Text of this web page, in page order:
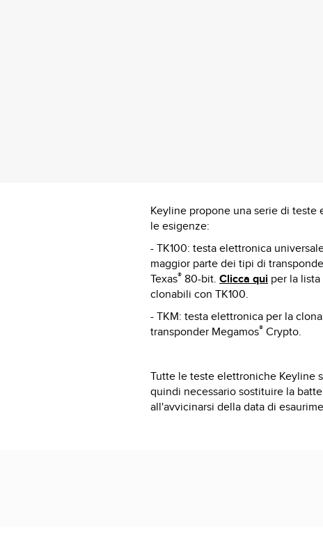
Keyline propone una serie di
le esigenze:
- TK100: testa elettronica
maggior parte dei tipi di
Texas® 80-bit. Clicca qui per la
clonabili con TK100.
- TKM: testa elettronica per la
transponder Megamos® Crypto.
Tutte le teste elettroniche Keyline
quindi necessario sostituire la
all'avvicinarsi della data di